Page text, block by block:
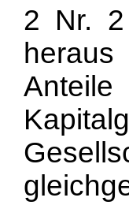
2 Nr.
Anteile